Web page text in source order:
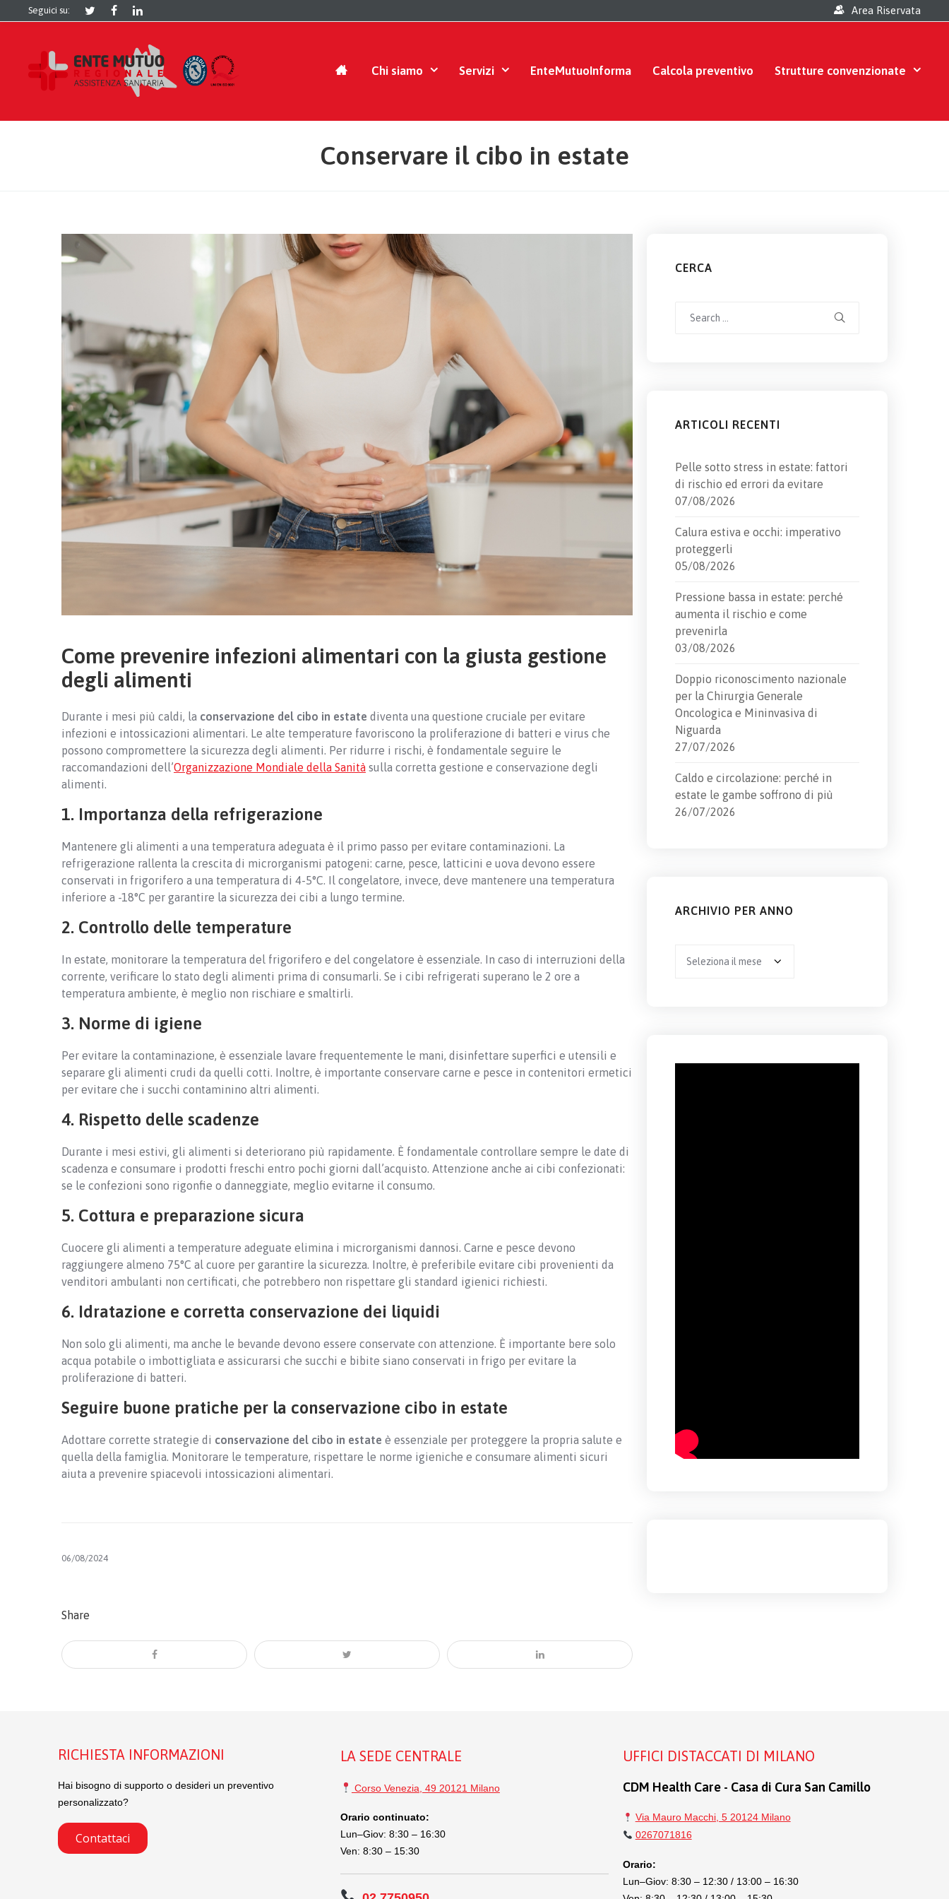
Seguici su: Area Riservata
Chi siamo Servizi EnteMutuoInforma Calcola preventivo Strutture convenzionate
Conservare il cibo in estate
Come prevenire infezioni alimentari con la giusta gestione
degli alimenti
Durante i mesi più caldi, la conservazione del cibo in estate diventa una questione cruciale per evitare
infezioni e intossicazioni alimentari. Le alte temperature favoriscono la proliferazione di batteri e virus che
possono compromettere la sicurezza degli alimenti. Per ridurre i rischi, è fondamentale seguire le
raccomandazioni dell’Organizzazione Mondiale della Sanità sulla corretta gestione e conservazione degli
alimenti.
1. Importanza della refrigerazione
Mantenere gli alimenti a una temperatura adeguata è il primo passo per evitare contaminazioni. La
refrigerazione rallenta la crescita di microrganismi patogeni: carne, pesce, latticini e uova devono essere
conservati in frigorifero a una temperatura di 4-5°C. Il congelatore, invece, deve mantenere una temperatura
inferiore a -18°C per garantire la sicurezza dei cibi a lungo termine.
2. Controllo delle temperature
In estate, monitorare la temperatura del frigorifero e del congelatore è essenziale. In caso di interruzioni della
corrente, verificare lo stato degli alimenti prima di consumarli. Se i cibi refrigerati superano le 2 ore a
temperatura ambiente, è meglio non rischiare e smaltirli.
3. Norme di igiene
Per evitare la contaminazione, è essenziale lavare frequentemente le mani, disinfettare superfici e utensili e
separare gli alimenti crudi da quelli cotti. Inoltre, è importante conservare carne e pesce in contenitori ermetici
per evitare che i succhi contaminino altri alimenti.
4. Rispetto delle scadenze
Durante i mesi estivi, gli alimenti si deteriorano più rapidamente. È fondamentale controllare sempre le date di
scadenza e consumare i prodotti freschi entro pochi giorni dall’acquisto. Attenzione anche ai cibi confezionati:
se le confezioni sono rigonfie o danneggiate, meglio evitarne il consumo.
5. Cottura e preparazione sicura
Cuocere gli alimenti a temperature adeguate elimina i microrganismi dannosi. Carne e pesce devono
raggiungere almeno 75°C al cuore per garantire la sicurezza. Inoltre, è preferibile evitare cibi provenienti da
venditori ambulanti non certificati, che potrebbero non rispettare gli standard igienici richiesti.
6. Idratazione e corretta conservazione dei liquidi
Non solo gli alimenti, ma anche le bevande devono essere conservate con attenzione. È importante bere solo
acqua potabile o imbottigliata e assicurarsi che succhi e bibite siano conservati in frigo per evitare la
proliferazione di batteri.
Seguire buone pratiche per la conservazione cibo in estate
Adottare corrette strategie di conservazione del cibo in estate è essenziale per proteggere la propria salute e
quella della famiglia. Monitorare le temperature, rispettare le norme igieniche e consumare alimenti sicuri
aiuta a prevenire spiacevoli intossicazioni alimentari.
06/08/2024
Share
CERCA
ARTICOLI RECENTI
Pelle sotto stress in estate: fattori
di rischio ed errori da evitare
07/08/2026
Calura estiva e occhi: imperativo
proteggerli
05/08/2026
Pressione bassa in estate: perché
aumenta il rischio e come
prevenirla
03/08/2026
Doppio riconoscimento nazionale
per la Chirurgia Generale
Oncologica e Mininvasiva di
Niguarda
27/07/2026
Caldo e circolazione: perché in
estate le gambe soffrono di più
26/07/2026
ARCHIVIO PER ANNO
per
RICHIESTA INFORMAZIONI
Hai bisogno di supporto o desideri un preventivo
personalizzato?
Contattaci
LA SEDE CENTRALE
Corso Venezia, 49 20121 Milano
Orario continuato:
Lun–Giov: 8:30 – 16:30
Ven: 8:30 – 15:30
UFFICI DISTACCATI DI MILANO
CDM Health Care - Casa di Cura San Camillo
Via Mauro Macchi, 5 20124 Milano
0267071816
Orario:
Lun–Giov: 8:30 – 12:30 / 13:00 – 16:30